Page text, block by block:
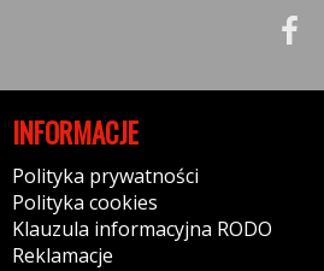
INFORMACJE
Polityka prywatności
Polityka cookies
Klauzula informacyjna RODO
Reklamacje